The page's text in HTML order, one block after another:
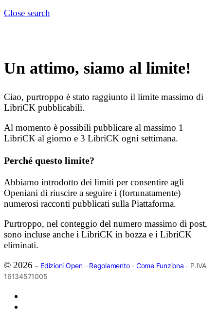
Close search
Un attimo, siamo al limite!
Ciao, purtroppo è stato raggiunto il limite massimo di
LibriCK pubblicabili.
Al momento è possibili pubblicare al massimo 1
LibriCK al giorno e 3 LibriCK ogni settimana.
Perché questo limite?
Abbiamo introdotto dei limiti per consentire agli
Openiani di riuscire a seguire i (fortunatamente)
numerosi racconti pubblicati sulla Piattaforma.
Purtroppo, nel conteggio del numero massimo di post,
sono incluse anche i LibriCK in bozza e i LibriCK
eliminati.
© 2026 - Edizioni Open- Regolamento- Come Funziona - P.IVA
16134571005